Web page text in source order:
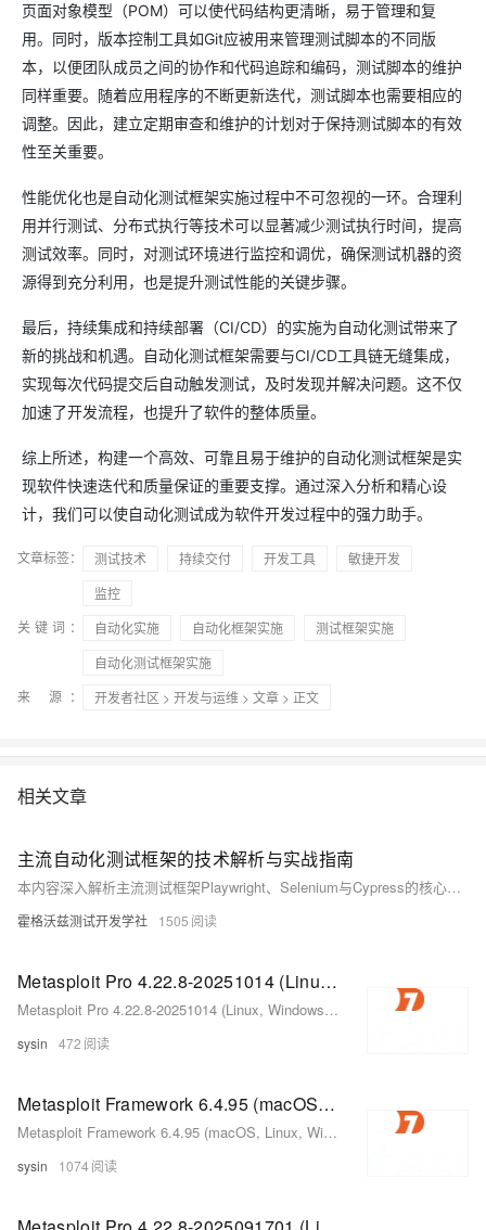
页面对象模型（POM）可以使代码结构更清晰，易于管理和复
用。同时，版本控制工具如Git应被用来管理测试脚本的不同版
本，以便团队成员之间的协作和代码追踪和编码，测试脚本的维护
同样重要。随着应用程序的不断更新迭代，测试脚本也需要相应的
调整。因此，建立定期审查和维护的计划对于保持测试脚本的有效
性至关重要。
性能优化也是自动化测试框架实施过程中不可忽视的一环。合理利
用并行测试、分布式执行等技术可以显著减少测试执行时间，提高
测试效率。同时，对测试环境进行监控和调优，确保测试机器的资
源得到充分利用，也是提升测试性能的关键步骤。
最后，持续集成和持续部署（CI/CD）的实施为自动化测试带来了
新的挑战和机遇。自动化测试框架需要与CI/CD工具链无缝集成，
实现每次代码提交后自动触发测试，及时发现并解决问题。这不仅
加速了开发流程，也提升了软件的整体质量。
综上所述，构建一个高效、可靠且易于维护的自动化测试框架是实
现软件快速迭代和质量保证的重要支撑。通过深入分析和精心设
计，我们可以使自动化测试成为软件开发过程中的强力助手。
文章标签： 测试技术 持续交付 开发工具
敏捷开发
监控
关键词：
自动化实施 自动化框架实施
测试框架实施
自动化测试框架实施
来 源：
开发者社区 > 开发与运维 > 文章 > 正文
相关文章
主流自动化测试框架的技术解析与实战指南
本内容深入解析主流测试框架Playwright、Selenium与Cypress的核心架构与适用场景，对比其在SPA测试、CI/CD、跨浏览器兼容性等方面的表现。同时探讨Playwright在AI增强测试、录制回放、企业部署等领域的实战优势，以及Selenium在老旧系统和IE兼容性中的坚守场景。结合六大典型场景，提供技术选型决策指南，并展望AI赋能下的未来测试体系。
霍格沃兹测试开发学社 1505
Metasploit Pro 4.22.8-20251014 (Linux, Windows) - 专业渗透测试框架
Metasploit Pro 4.22.8-20251014 (Linux, Windows) - 专业渗透测试框架
sysin 472
Metasploit Framework 6.4.95 (macOS, Linux, Windows) - 开源渗透测试框架
Metasploit Framework 6.4.95 (macOS, Linux, Windows) - 开源渗透测试框架
sysin 1074